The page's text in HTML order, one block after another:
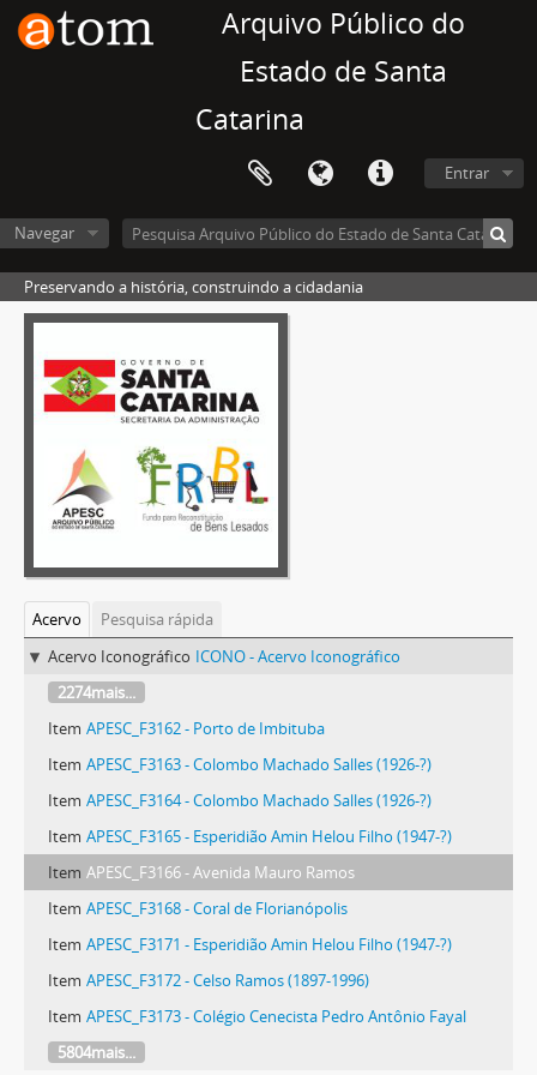
Arquivo Público do
Estado de Santa
Catarina
Entrar
Navegar
Preservando a história, construindo a cidadania
Acervo
Pesquisa rápida
Acervo Iconográfico ICONO - Acervo Iconográfico
2274mais...
Item APESC_F3162 - Porto de Imbituba
Item APESC_F3163 - Colombo Machado Salles (1926-?)
Item APESC_F3164 - Colombo Machado Salles (1926-?)
Item APESC_F3165 - Esperidião Amin Helou Filho (1947-?)
Item APESC_F3166 - Avenida Mauro Ramos
Item APESC_F3168 - Coral de Florianópolis
Item APESC_F3171 - Esperidião Amin Helou Filho (1947-?)
Item APESC_F3172 - Celso Ramos (1897-1996)
Item APESC_F3173 - Colégio Cenecista Pedro Antônio Fayal
5804mais...